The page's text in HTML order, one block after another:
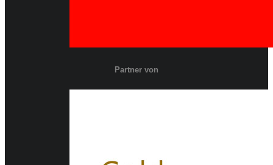
Partner von